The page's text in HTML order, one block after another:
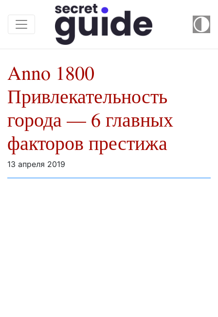
Anno 1800
Привлекательность
города — 6 главных
факторов престижа
13 апреля 2019